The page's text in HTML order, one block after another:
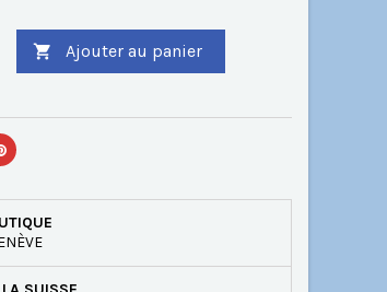
 Ajouter au panier